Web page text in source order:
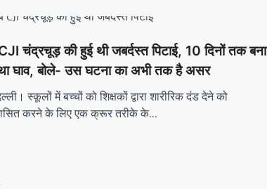
चंद्रचूड़ की हुई थी जबर्दस्त पिटाई, 10 दिनों तक बना
घाव, बोले- उस घटना का अभी तक है असर
स्कूलों में बच्चों को शिक्षकों द्वारा शारीरिक दंड देने को
करने के लिए एक क्रूर तरीके के…